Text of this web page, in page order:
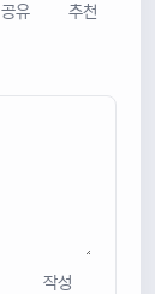
공유 추천
작성